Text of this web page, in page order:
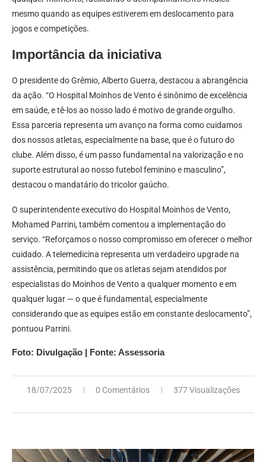
mesmo quando as equipes estiverem em deslocamento para
jogos e competições.
Importância da iniciativa
O presidente do Grêmio, Alberto Guerra, destacou a abrangência
da ação. “O Hospital Moinhos de Vento é sinônimo de excelência
em saúde, e tê-los ao nosso lado é motivo de grande orgulho.
Essa parceria representa um avanço na forma como cuidamos
dos nossos atletas, especialmente na base, que é o futuro do
clube. Além disso, é um passo fundamental na valorização e no
suporte estrutural ao nosso futebol feminino e masculino”,
destacou o mandatário do tricolor gaúcho.
O superintendente executivo do Hospital Moinhos de Vento,
Mohamed Parrini, também comentou a implementação do
serviço. “Reforçamos o nosso compromisso em oferecer o melhor
cuidado. A telemedicina representa um verdadeiro upgrade na
assistência, permitindo que os atletas sejam atendidos por
especialistas do Moinhos de Vento a qualquer momento e em
qualquer lugar — o que é fundamental, especialmente
considerando que as equipes estão em constante deslocamento”,
pontuou Parrini.
Foto: Divulgação | Fonte: Assessoria
18/07/2025 0 Comentários 377 Visualizações